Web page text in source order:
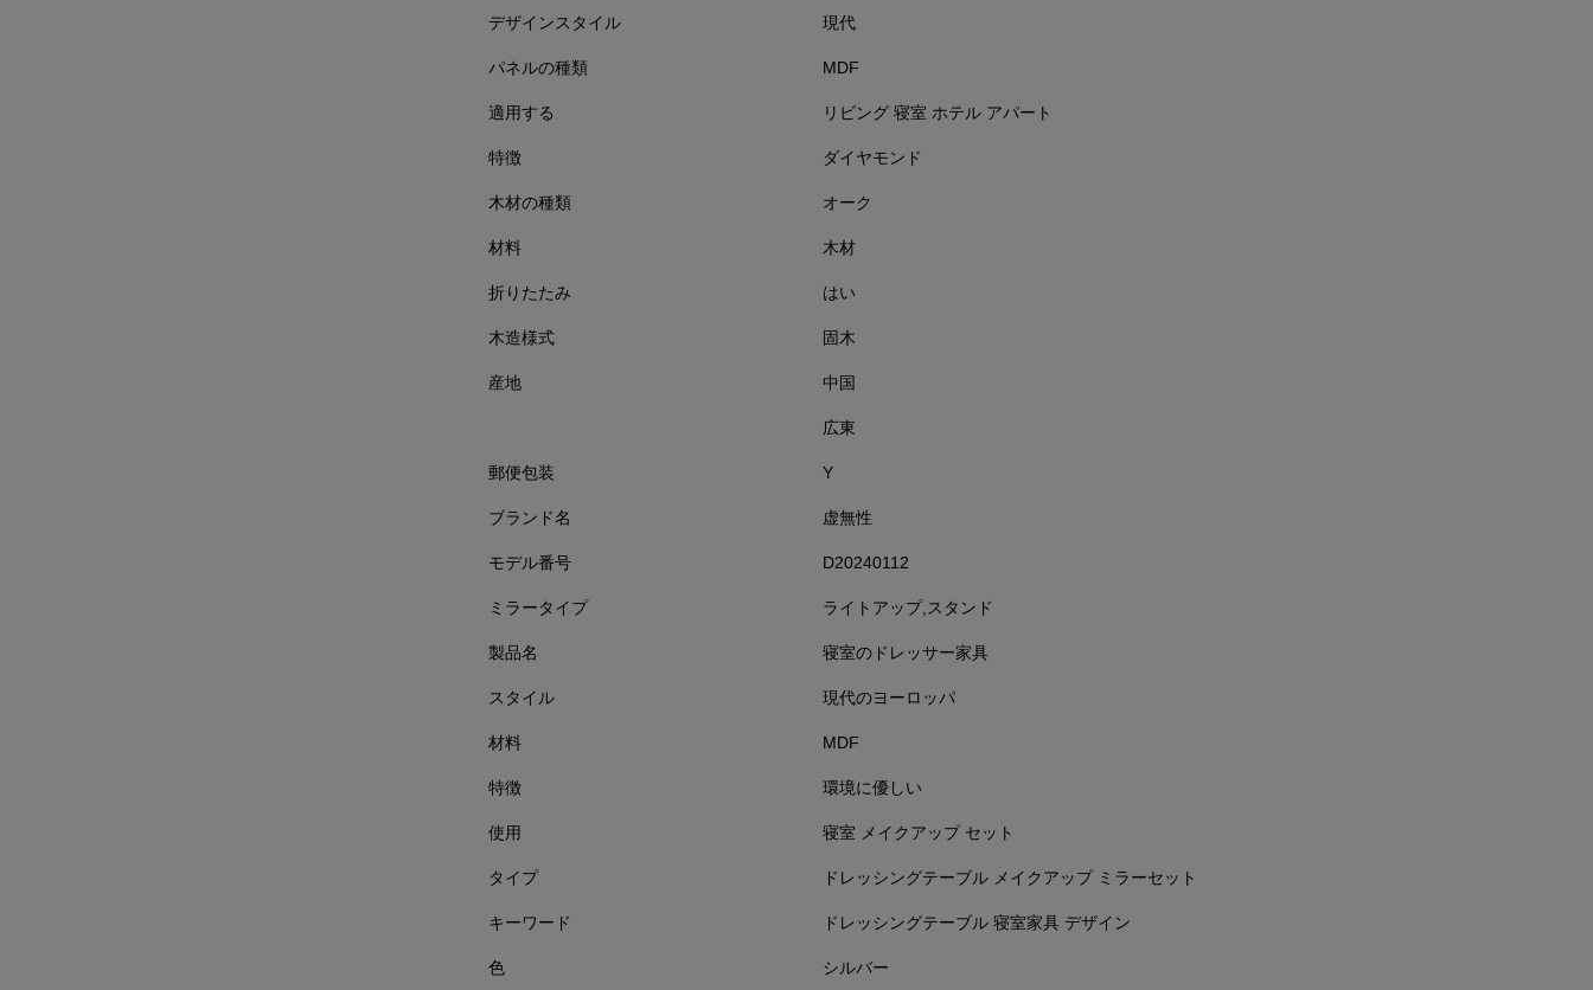
デザインスタイル 現代
パネルの種類 MDF
適用する リビング 寝室 ホテル アパート
特徴 ダイヤモンド
木材の種類 オーク
材料 木材
折りたたみ はい
木造様式 固木
産地 中国
広東
郵便包装 Y
ブランド名 虚無性
モデル番号 D20240112
ミラータイプ ライトアップ,スタンド
製品名 寝室のドレッサー家具
スタイル 現代のヨーロッパ
材料 MDF
特徴 環境に優しい
使用 寝室 メイクアップ セット
タイプ ドレッシングテーブル メイクアップ ミラーセット
キーワード ドレッシングテーブル 寝室家具 デザイン
色 シルバー